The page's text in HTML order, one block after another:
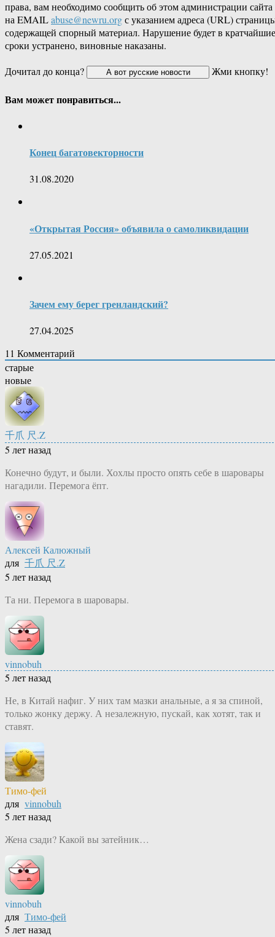
права, вам необходимо сообщить об этом администрации сайта
на EMAILabuse@newru.orgс указанием адреса (URL)
содержащей спорный материал. Нарушение будет в кратчайшие
сроки устранено, виновные наказаны.
Дочитал до конца?
Жми кнопку!
Вам может понравиться...
Конец багатовекторности
31.08.2020
«Открытая Россия» объявила о самоликвидации
27.05.2021
Зачем ему берег гренландский?
27.04.2025
11 Комментарий
старые
новые
千爪 尺.Z
5 лет назад
Конечно будут, и были. Хохлы просто опять себе в шаровары
нагадили. Перемога ёпт.
Алексей Калюжный
для 千爪 尺.Z
5 лет назад
Та ни. Перемога в шаровары.
vinnobuh
5 лет назад
Не, в Китай нафиг. У них там мазки анальные, а я за спиной,
только жонку держу. А незалежную, пускай, как хотят, так и
ставят.
Тимо-фей
для vinnobuh
5 лет назад
Жена сзади? Какой вы затейник…
vinnobuh
для Тимо-фей
5 лет назад